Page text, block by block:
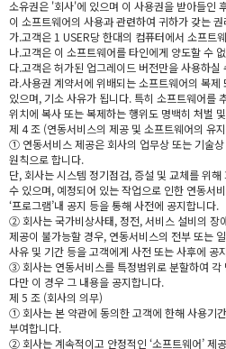
소유권은 '회사'에 있으며 이 사용권을 받아들인
이 소프트웨어의 사용과 관련하여 귀하가 갖는
가.고객은 1 USER당 한대의 컴퓨터에서 소프트
나.고객은 이 소프트웨어를 타인에게 양도할 수
다.고객은 허가된 업그레이드 버전만을 사용하실
라.사용권 계약서에 위배되는 소프트웨어의 복
있으며, 기소 사유가 됩니다. 특히 소프트웨어를
위치에 복사 또는 복제하는 행위도 명백히 처벌
제 4 조 (연동서비스의 제공 및 소프트웨어의 유
① 연동서비스 제공은 회사의 업무상 또는 기술
원칙으로 합니다.
단, 회사는 시스템 정기점검, 증설 및 교체를 위
수 있으며, 예정되어 있는 작업으로 인한 연동서
‘프로그램’내 공지 등을 통해 사전에 공지합니다.
② 회사는 국가비상사태, 정전, 서비스 설비의 장
제공이 불가능할 경우, 연동서비스의 전부 또는
사유 및 기간 등을 고객에게 사전 또는 사후에 공
③ 회사는 연동서비스를 특정범위로 분할하여
다만 이 경우 그 내용을 공지합니다.
제 5 조 (회사의 의무)
① 회사는 본 약관에 동의한 고객에 한해 사용기
부여합니다.
② 회사는 계속적이고 안정적인 ‘소프트웨어’ 제